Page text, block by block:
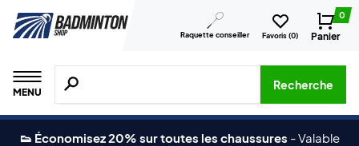
Raquette conseiller Favoris (0)
0
Panier
MENU
Recherche de produits, de marques, etc.
Recherche
👟 Économisez 20% sur toutes les chaussures -Valable